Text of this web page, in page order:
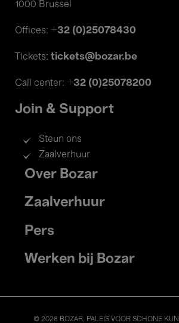
1000 Brussel
Offices: +32 (0)25078430
Tickets: tickets@bozar.be
Call center: +32 (0)25078200
Join & Support
Steun ons
Zaalverhuur
Footer
menu
Over Bozar
Zaalverhuur
Pers
Werken bij Bozar
© 2026 BOZAR. PALEIS VOOR SCHONE